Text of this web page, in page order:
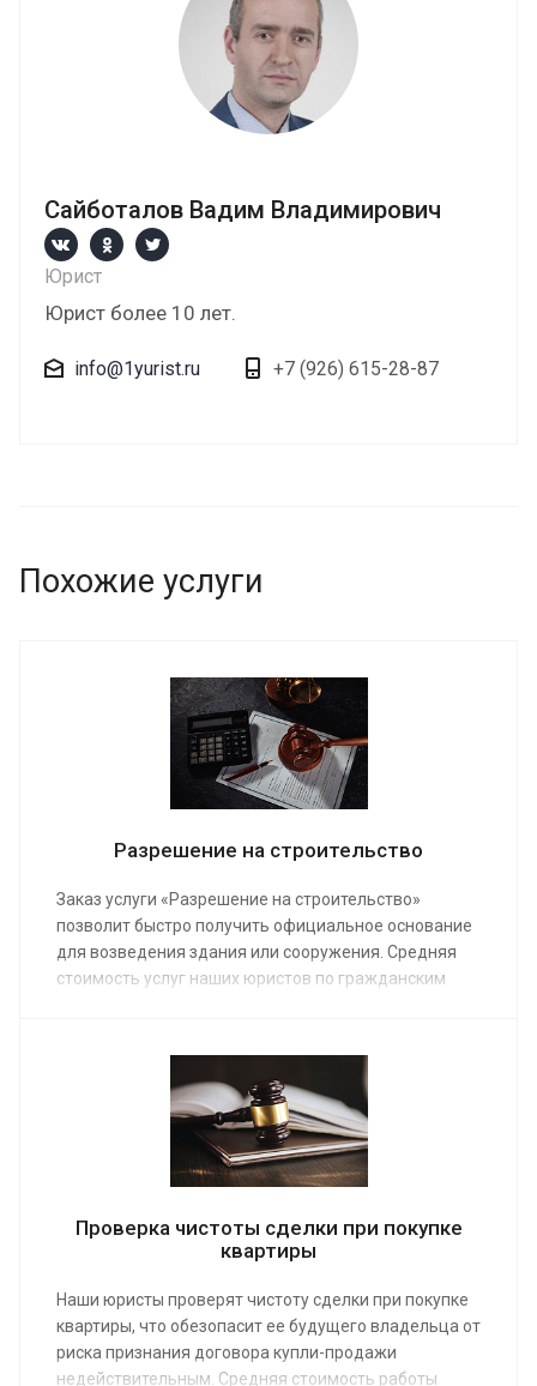
Сайботалов Вадим Владимирович
Юрист
Юрист более 10 лет.
info@1yurist.ru +7 (926) 615-28-87
Похожие услуги
Разрешение на строительство
Заказ услуги «Разрешение на строительство»
позволит быстро получить официальное основание
для возведения здания или сооружения. Средняя
стоимость услуг наших юристов по гражданским
построить дом или другой капитальный объект.
Проверка чистоты сделки при покупке
квартиры
Наши юристы проверят чистоту сделки при покупке
квартиры, что обезопасит ее будущего владельца от
риска признания договора купли-продажи
недействительным. Средняя стоимость работы